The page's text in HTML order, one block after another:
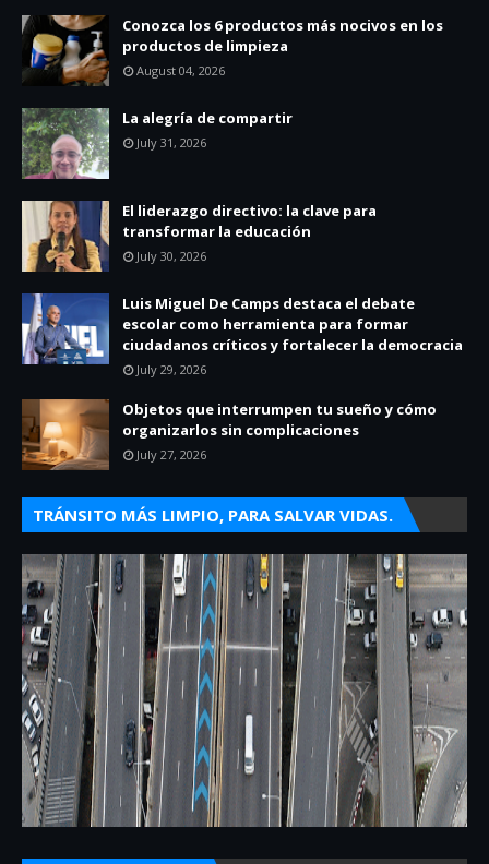
Conozca los 6 productos más nocivos en los
productos de limpieza
August 04, 2026
La alegría de compartir
July 31, 2026
El liderazgo directivo: la clave para
transformar la educación
July 30, 2026
Luis Miguel De Camps destaca el debate
escolar como herramienta para formar
ciudadanos críticos y fortalecer la democracia
July 29, 2026
Objetos que interrumpen tu sueño y cómo
organizarlos sin complicaciones
July 27, 2026
TRÁNSITO MÁS LIMPIO, PARA SALVAR VIDAS.